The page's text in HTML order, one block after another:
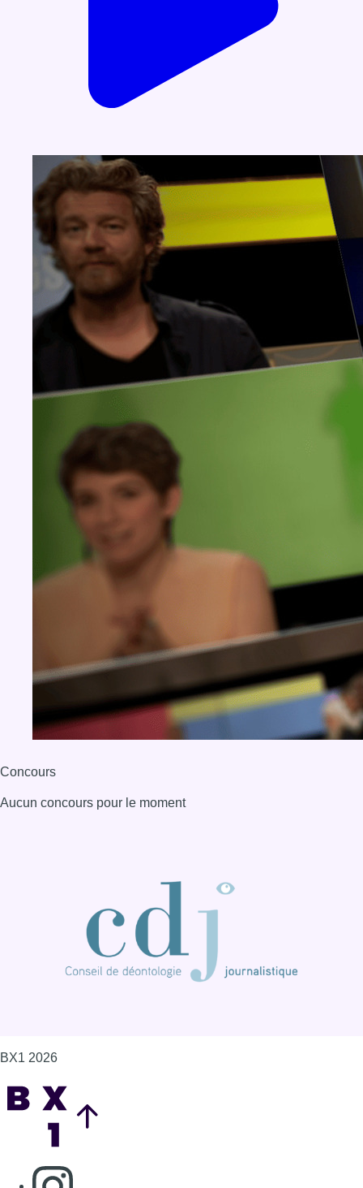
Concours
Aucun concours pour le moment
BX1 2026
Consulter page Instagram